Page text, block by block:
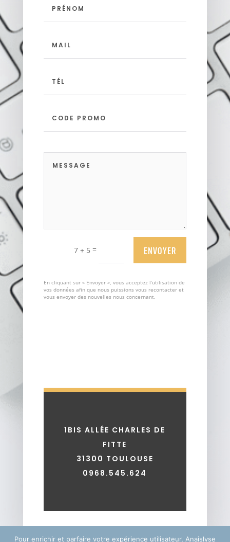
7 + 5 = ENVOYER
En cliquant sur « Envoyer », vous acceptez l’utilisation de
vos données afin que nous puissions vous recontacter et
vous envoyer des nouvelles nous concernant.
1BIS ALLÉE CHARLES DE
FITTE
31300 TOULOUSE
0968.545.624
Pour enrichir et parfaire votre expérience utilisateur, Anaislyse